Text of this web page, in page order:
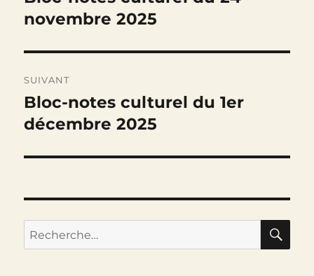
l’article
précédente :
novembre 2025
SUIVANT
Publication
suivante :
Bloc-notes culturel du 1er
décembre 2025
Recherche
pour :